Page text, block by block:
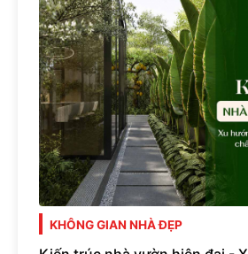
KHÔNG GIAN NHÀ ĐẸP